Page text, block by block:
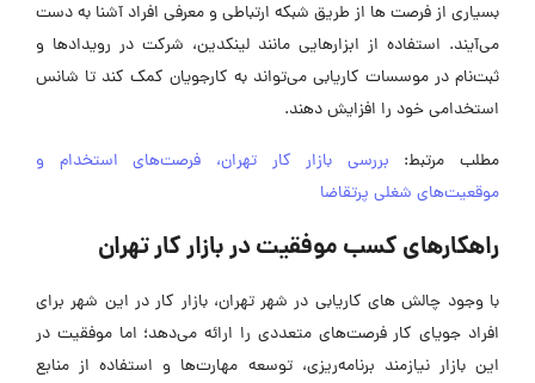
بسیاری از فرصت ‌ها از طریق شبکه ارتباطی و معرفی افراد آشنا به دست
می‌آیند. استفاده از ابزارهایی مانند لینکدین، شرکت در رویدادها و
ثبت‌نام در موسسات کاریابی می‌تواند به کارجویان کمک کند تا شانس
استخدامی خود را افزایش دهند.
مطلب مرتبط: بررسی بازار کار تهران، فرصت‌‌‌های استخدام و
موقعیت‌‌های شغلی پرتقاضا
راهکارهای کسب موفقیت در بازار کار تهران
با وجود چالش های کاریابی در شهر تهران، بازار کار در این شهر برای
افراد جویای کار فرصت‌های متعددی را ارائه می‌دهد؛ اما موفقیت در
این بازار نیازمند برنامه‌ریزی، توسعه مهارت‌ها و استفاده از منابع